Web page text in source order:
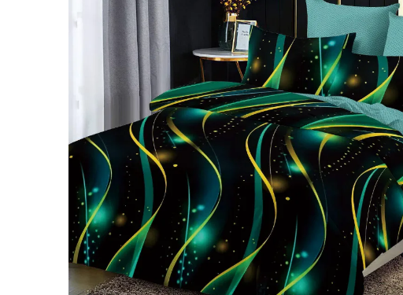
Lenjerii Creponate
Lenjerii de finet Iprimate Digital
Lenjerii de pat Bumbac 100%
Lenjerii de pat Finet + 2 Draperii
Lenjerii de pat Saten 4 piese cu